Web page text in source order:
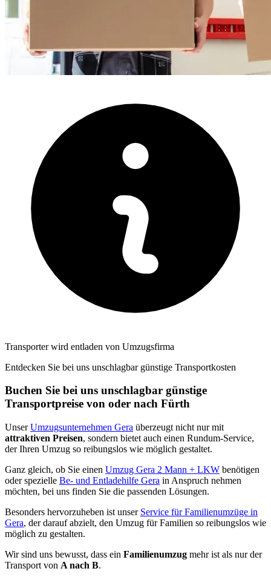
Transporter wird entladen von Umzugsfirma
Entdecken Sie bei uns unschlagbar günstige Transportkosten
Buchen Sie bei uns unschlagbar günstige
Transportpreise von oder nach Fürth
UnserUmzugsunternehmen Gera überzeugt nicht nur mit
attraktiven Preisen, sondern bietet auch einen Rundum-Service,
der Ihren Umzug so reibungslos wie möglich gestaltet.
Ganz gleich, ob Sie einen Umzug Gera 2 Mann + LKW benötigen
oder spezielle Be- und Entladehilfe Gera in Anspruch nehmen
möchten, bei uns finden Sie die passenden Lösungen.
Besonders hervorzuheben ist unser Service für Familienumzüge in
Gera, der darauf abzielt, den Umzug für Familien so reibungslos wie
möglich zu gestalten.
Wir sind uns bewusst, dass ein Familienumzug mehr ist als nur der
Transport von A nach B.